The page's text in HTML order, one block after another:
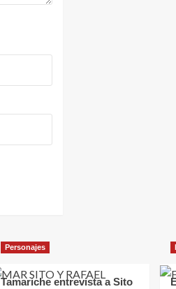
Personajes
Tamariche entrevista a Sito